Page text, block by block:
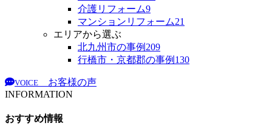
介護リフォーム9
マンションリフォーム21
エリアから選ぶ
北九州市の事例 209
行橋市・京都郡の事例 130
VOICE
お客様の声
INFORMATION
おすすめ情報